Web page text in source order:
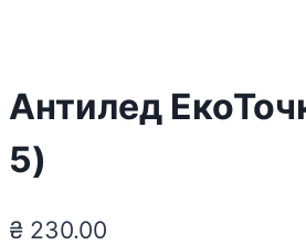
Антилед
5)
₴230.00